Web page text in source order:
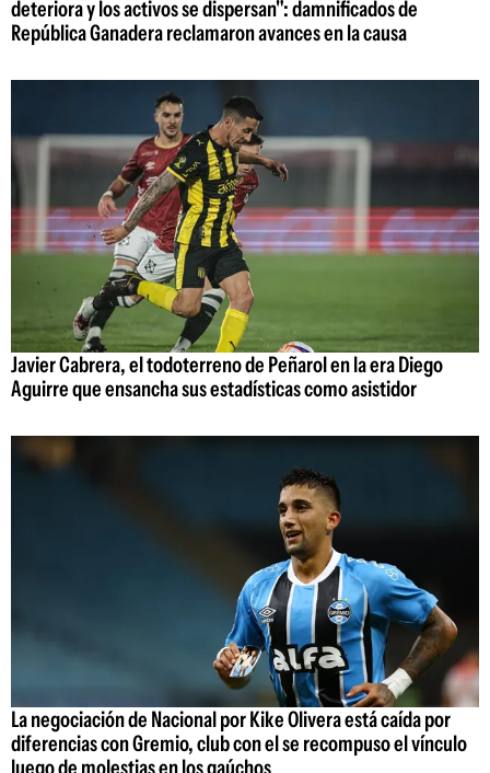
deteriora y los activos se dispersan": damnificados de
República Ganadera reclamaron avances en la causa
Javier Cabrera, el todoterreno de Peñarol en la era Diego
Aguirre que ensancha sus estadísticas como asistidor
La negociación de Nacional por Kike Olivera está caída por
diferencias con Gremio, club con el se recompuso el vínculo
luego de molestias en los gaúchos